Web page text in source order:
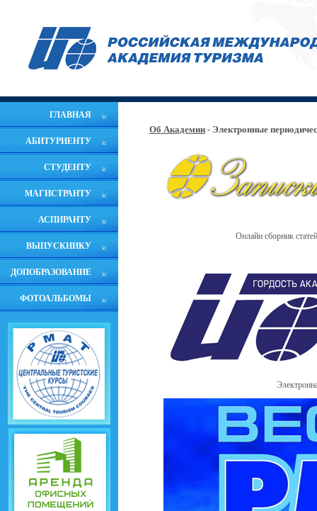
ГЛАВНАЯ
АБИТУРИЕНТУ
СТУДЕНТУ
МАГИСТРАНТУ
АСПИРАНТУ
ВЫПУСКНИКУ
ДОПОБРАЗОВАНИЕ
ФОТОАЛЬБОМЫ
Об Академии - Электронные
Онлайн сборник